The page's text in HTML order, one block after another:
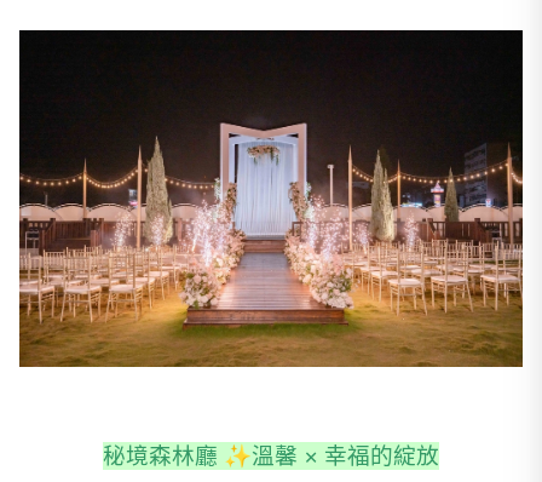
秘境森林廳 ✨溫馨 × 幸福的綻放